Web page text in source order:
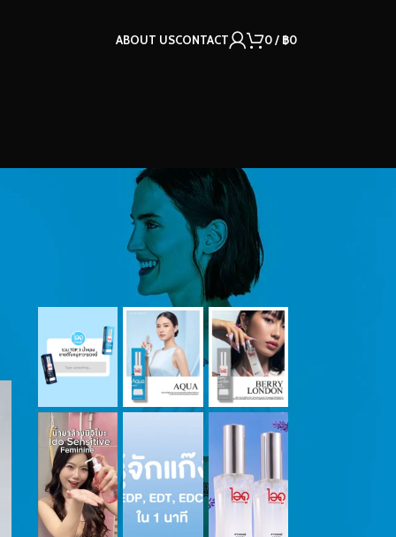
ABOUT USCONTACT 0/ ฿0
OUR INSTAGRAM